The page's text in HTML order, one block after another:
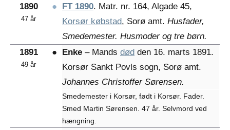
1890
47 år
● FT 1890. Matr. nr. 164, Algade 45,
Korsør købstad, Sorø amt. Husfader,
Smedemester. Husmoder og tre børn.
1891
49 år
● Enke – Mands død den 16. marts 1891.
Korsør Sankt Povls sogn, Sorø amt.
Johannes Christoffer Sørensen.
Smedemester i Korsør, født i Korsør. Fader.
Smed Martin Sørensen. 47 år. Selvmord ved
hængning.